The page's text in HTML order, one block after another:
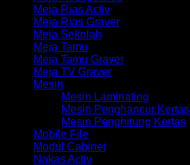
Meja Rias Activ
Meja Rias Graver
Meja Sekolah
Meja Tamu
Meja Tamu Graver
Meja TV Graver
Mesin
Mesin Laminating
Mesin Penghancur Kertas
Mesin Penghitung Kertas
Mobile File
Modul Cabinet
Nakas Activ